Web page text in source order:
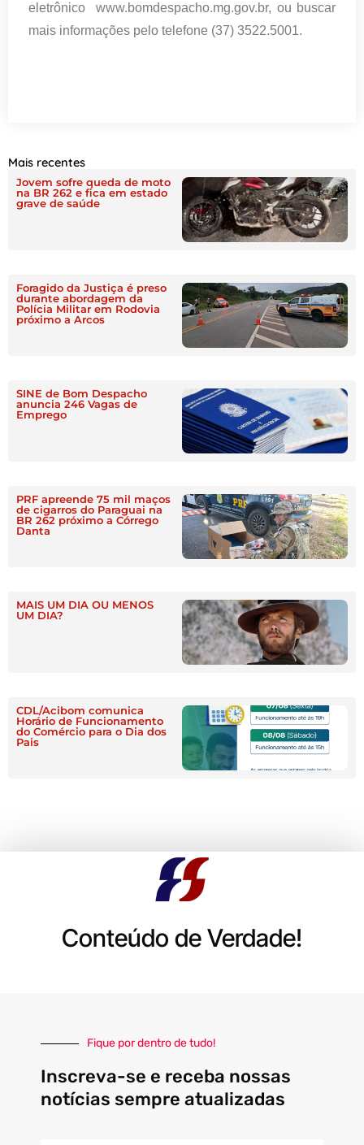
eletrônico www.bomdespacho.mg.gov.br, ou buscar
mais informações pelo telefone (37) 3522.5001.
Mais recentes
Jovem sofre queda de moto
na BR 262 e fica em estado
grave de saúde
Foragido da Justiça é preso
durante abordagem da
Polícia Militar em Rodovia
próximo a Arcos
SINE de Bom Despacho
anuncia 246 Vagas de
Emprego
PRF apreende 75 mil maços
de cigarros do Paraguai na
BR 262 próximo a Córrego
Danta
MAIS UM DIA OU MENOS
UM DIA?
CDL/Acibom comunica
Horário de Funcionamento
do Comércio para o Dia dos
Pais
Conteúdo de Verdade!
Fique por dentro de tudo!
Inscreva-se e receba nossas
notícias sempre atualizadas